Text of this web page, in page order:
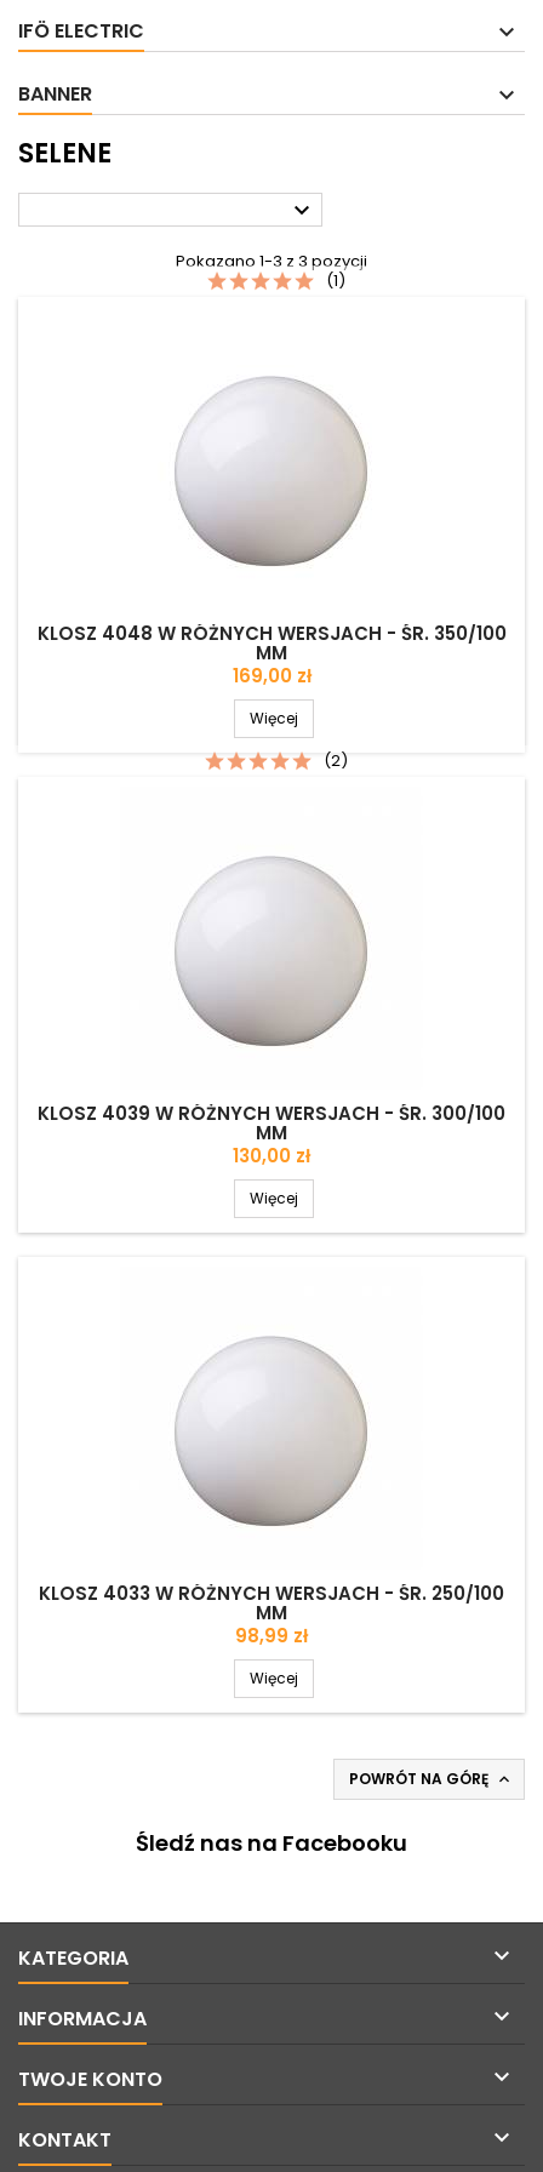
IFÖ ELECTRIC
BANNER
SELENE

Pokazano 1-3 z 3 pozycji
KLOSZ 4048 W RÓŻNYCH WERSJACH - ŚR. 350/100
MM
(1)
Cena
169,00 zł
Więcej
KLOSZ 4039 W RÓŻNYCH WERSJACH - ŚR. 300/100
MM
(2)
Cena
130,00 zł
Więcej
KLOSZ 4033 W RÓŻNYCH WERSJACH - ŚR. 250/100
MM
Cena
98,99 zł
Więcej
POWRÓT NA GÓRĘ 
Śledź nas na Facebooku
KATEGORIA 
INFORMACJA 
TWOJE KONTO 
KONTAKT 